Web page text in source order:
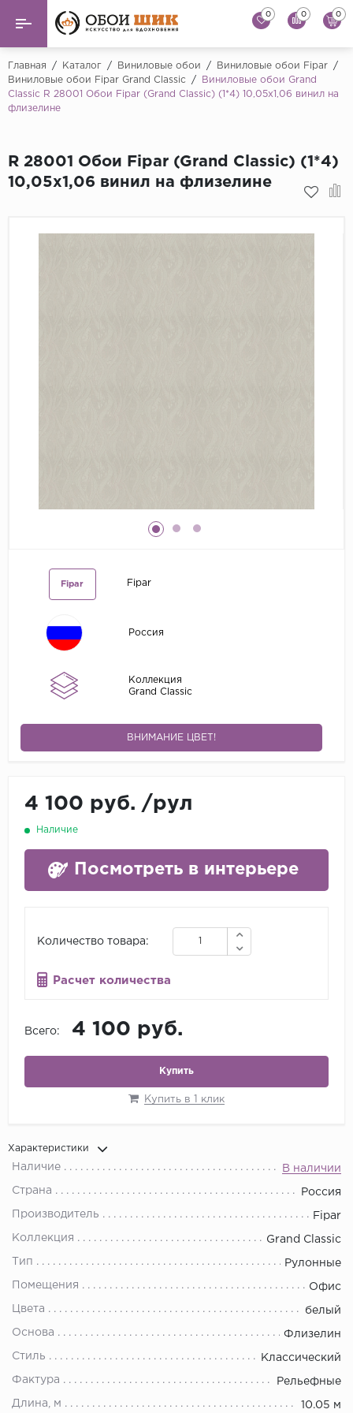
Назад
Виниловые обои
Назад
...
Artsimple
AS Creation
Флоковые обои
0 0 0
Главная / Каталог / Виниловые обои / Виниловые обои Fipar
/
Виниловые обои Fipar Grand Classic
/
Виниловые обои Grand
Classic R 28001 Обои Fipar (Grand Classic) (1*4) 10,05х1,06 винил на
флизелине
R 28001 Обои Fipar (Grand Classic) (1*4)
10,05х1,06 винил на флизелине
Fipar Fipar
Россия
Коллекция
Grand Classic
ВНИМАНИЕ ЦВЕТ!
4 100 руб. /рул
Наличие
Посмотреть в интерьере
Количество товара:
Расчет количества
Всего: 4 100 руб.
Купить
Купить в 1 клик
Характеристики
Наличие В наличии
Страна Россия
Производитель Fipar
Коллекция Grand Classic
Тип Рулонные
Помещения Офис
Цвета белый
Основа Флизелин
Стиль Классический
Фактура Рельефные
Длина, м 10.05 м